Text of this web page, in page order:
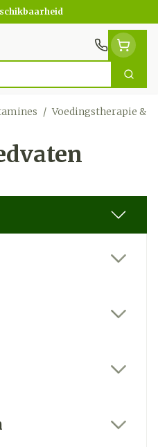
Zoek
/ Voedingstherapie &